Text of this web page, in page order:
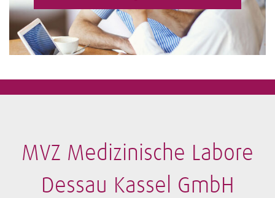
MVZ Medizinische Labore
Dessau Kassel GmbH